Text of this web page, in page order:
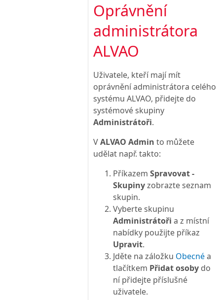
Oprávnění
administrátora
ALVAO
Uživatele, kteří mají mít
oprávnění administrátora celého
systému ALVAO, přidejte do
systémové skupiny
Administrátoři.
VALVAO Admin to můžete
udělat např. takto:
Příkazem Spravovat -
Skupinyzobrazte seznam
skupin.
Vyberte skupinu
Administrátoři a z místní
nabídky použijte příkaz
Upravit.
Jděte na záložku Obecnéa
tlačítkem Přidat osoby do
ní přidejte příslušné
uživatele.